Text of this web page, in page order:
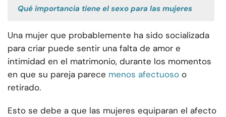
Qué importancia tiene el sexo para las mujeres
Una mujer que probablemente ha sido socializada
para criar puede sentir una falta de amor e
intimidad en el matrimonio, durante los momentos
en que su pareja parece menos afectuoso o
retirado.
Esto se debe a que las mujeres equiparan el afecto